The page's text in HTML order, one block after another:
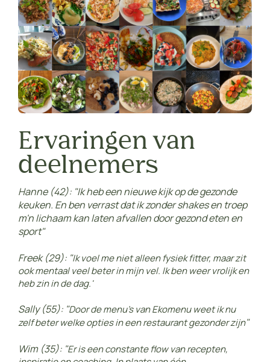
Ervaringen van
deelnemers
Hanne (42): "Ik heb een nieuwe kijk op de gezonde
keuken. En ben verrast dat ik zonder shakes en troep
m'n lichaam kan laten afvallen door gezond eten en
sport"
Freek (29): "Ik voel me niet alleen fysiek fitter, maar zit
ook mentaal veel beter in mijn vel. Ik ben weer vrolijk en
heb zin in de dag.'
Sally (55): "Door de menu’s van Ekomenu weet ik nu
zelf beter welke opties in een restaurant gezonder zijn"
Wim (35): "Er is een constante flow van recepten,